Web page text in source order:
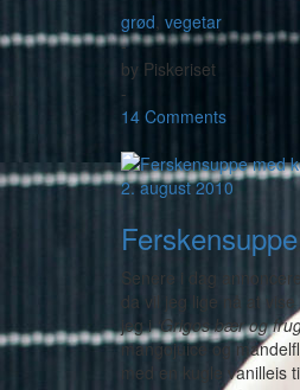
grød, vegetar
-
by Piskeriset
-
14 Comments
2. august 2010
Senere i dag
da vil jeg lige nå at
jeg i‘Grigos bær og
mangojuice og
med en kugle vanilleis